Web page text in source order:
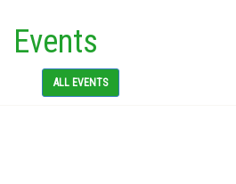
Events
ALL EVENTS